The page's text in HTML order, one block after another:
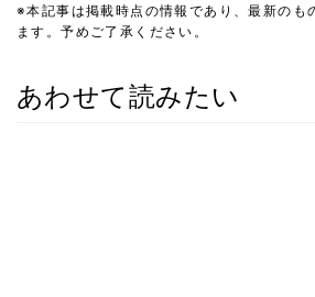
※本記事は掲載時点の情報であり、最新のも
ます。予めご了承ください。
あわせて読みたい